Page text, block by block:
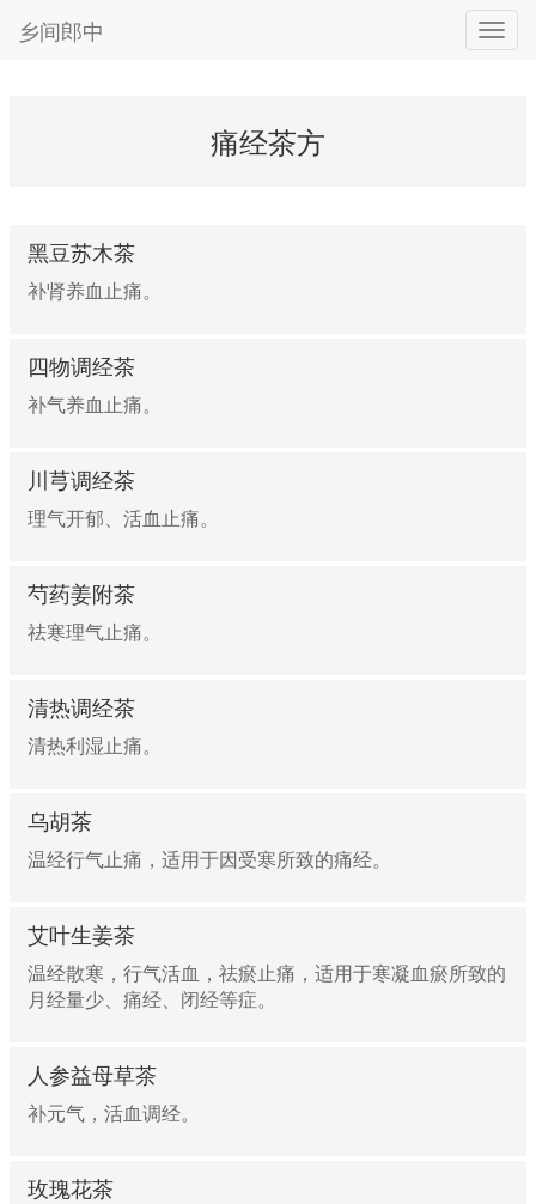
乡间郎中
痛经茶方
黑豆苏木茶
补肾养血止痛。
四物调经茶
补气养血止痛。
川芎调经茶
理气开郁、活血止痛。
芍药姜附茶
祛寒理气止痛。
清热调经茶
清热利湿止痛。
乌胡茶
温经行气止痛，适用于因受寒所致的痛经。
艾叶生姜茶
温经散寒，行气活血，祛瘀止痛，适用于寒凝血瘀所致的
月经量少、痛经、闭经等症。
人参益母草茶
补元气，活血调经。
玫瑰花茶